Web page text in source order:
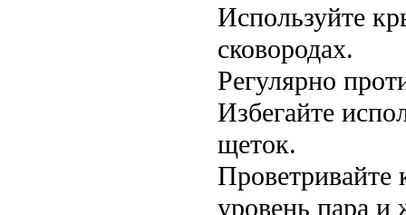
Используйте
сковородах.
Регулярно
Избегайте
щеток.
Проветривайте
уровень пара и